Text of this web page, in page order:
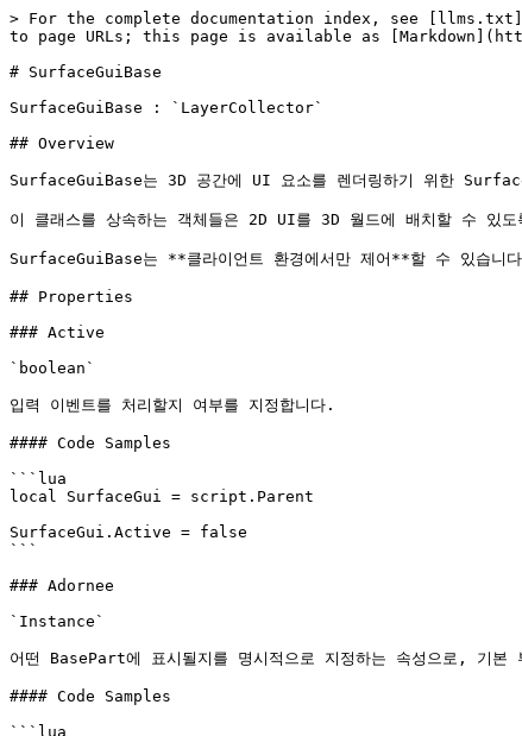
> For the complete documentation index, see
to page URLs; this page is available as
# SurfaceGuiBase
SurfaceGuiBase : `LayerCollector`
## Overview
SurfaceGuiBase는 3D 공간에 UI 요소를 렌더링하기 위한
이 클래스를 상속하는 객체들은 2D UI를 3D 월드에 배치할 수 있
SurfaceGuiBase는 **클라이언트 환경에서만 제어**할 수 있습니
## Properties
### Active
`boolean`
입력 이벤트를 처리할지 여부를 지정합니다.
#### Code Samples
```lua
local SurfaceGui = script.Parent
SurfaceGui.Active = false
```
### Adornee
`Instance`
어떤 BasePart에 표시될지를 명시적으로 지정하는 속성으로, 기
#### Code Samples
```lua